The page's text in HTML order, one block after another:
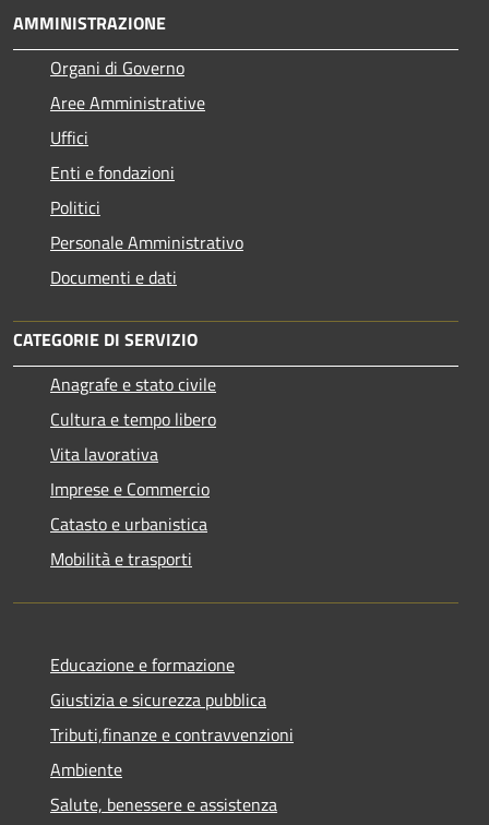
AMMINISTRAZIONE
Organi di Governo
Aree Amministrative
Uffici
Enti e fondazioni
Politici
Personale Amministrativo
Documenti e dati
CATEGORIE DI SERVIZIO
Anagrafe e stato civile
Cultura e tempo libero
Vita lavorativa
Imprese e Commercio
Catasto e urbanistica
Mobilità e trasporti
Educazione e formazione
Giustizia e sicurezza pubblica
Tributi,finanze e contravvenzioni
Ambiente
Salute, benessere e assistenza